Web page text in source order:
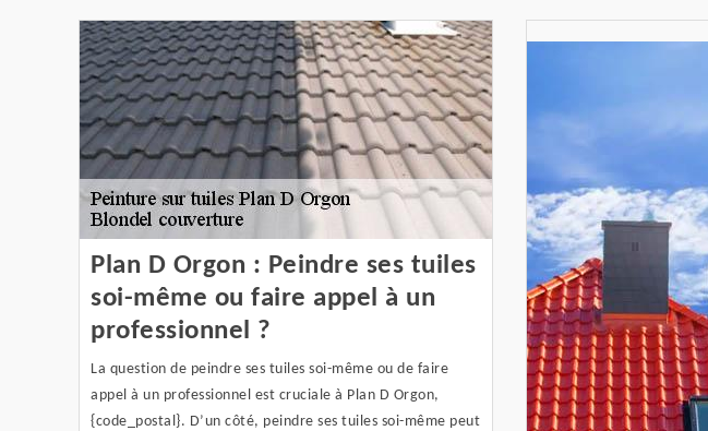
Plan D Orgon : Peindre ses tuiles
soi-même ou faire appel à un
professionnel ?
La question de peindre ses tuiles soi-même ou de faire
appel à un professionnel est cruciale à Plan D Orgon,
{code_postal}. D’un côté, peindre ses tuiles soi-même peut